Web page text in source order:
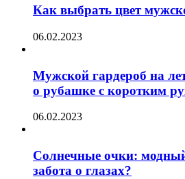
Как выбрать цвет
06.02.2023
Мужской гардероб на
о рубашке с коротким
06.02.2023
Солнечные очки:
забота о глазах?